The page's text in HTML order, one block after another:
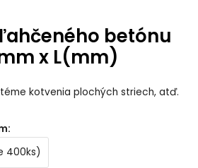
betónu
x L(mm)
kotvenia plochých striech, atď.
:
400ks)